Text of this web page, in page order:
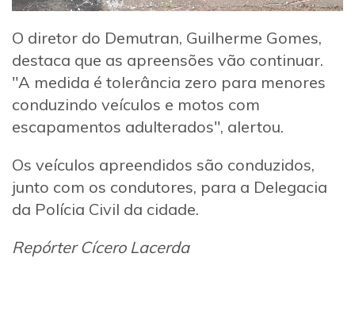
O diretor do Demutran, Guilherme Gomes,
destaca que as apreensões vão continuar.
"A medida é tolerância zero para menores
conduzindo veículos e motos com
escapamentos adulterados", alertou.
Os veículos apreendidos são conduzidos,
junto com os condutores, para a Delegacia
da Polícia Civil da cidade.
Repórter Cícero Lacerda